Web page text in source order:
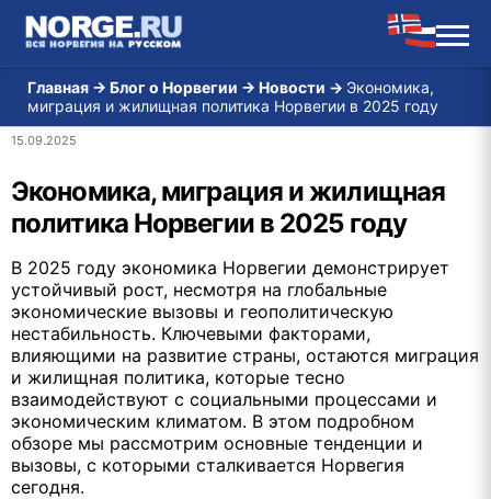
Главная → Блог о Норвегии → Новости → Экономика,
миграция и жилищная политика Норвегии в 2025 году
15.09.2025
Экономика, миграция и жилищная
политика Норвегии в 2025 году
В 2025 году экономика Норвегии демонстрирует
устойчивый рост, несмотря на глобальные
экономические вызовы и геополитическую
нестабильность. Ключевыми факторами,
влияющими на развитие страны, остаются миграция
и жилищная политика, которые тесно
взаимодействуют с социальными процессами и
экономическим климатом. В этом подробном
обзоре мы рассмотрим основные тенденции и
вызовы, с которыми сталкивается Норвегия
сегодня.